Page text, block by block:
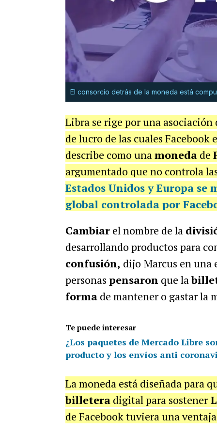
El consorcio detrás de la moneda está
Libra se rige por una
de lucro de las cuales Facebook
describe como unamonedade
argumentado que no controla
Estados UnidosyEuropase
global controlada por
Cambiarel nombre de la
desarrollando productos para
confusión, dijo Marcus en una
personas pensaron que la
formade mantener o gastar la
Te puede interesar
¿Los paquetes de Mercado Libre
producto y los envíos anti
La moneda está diseñada para
billeteradigital para sostener
de Facebook tuviera una